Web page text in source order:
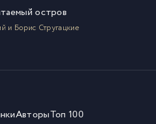
остров
и Борис Стругацкие
АвторыТоп 100